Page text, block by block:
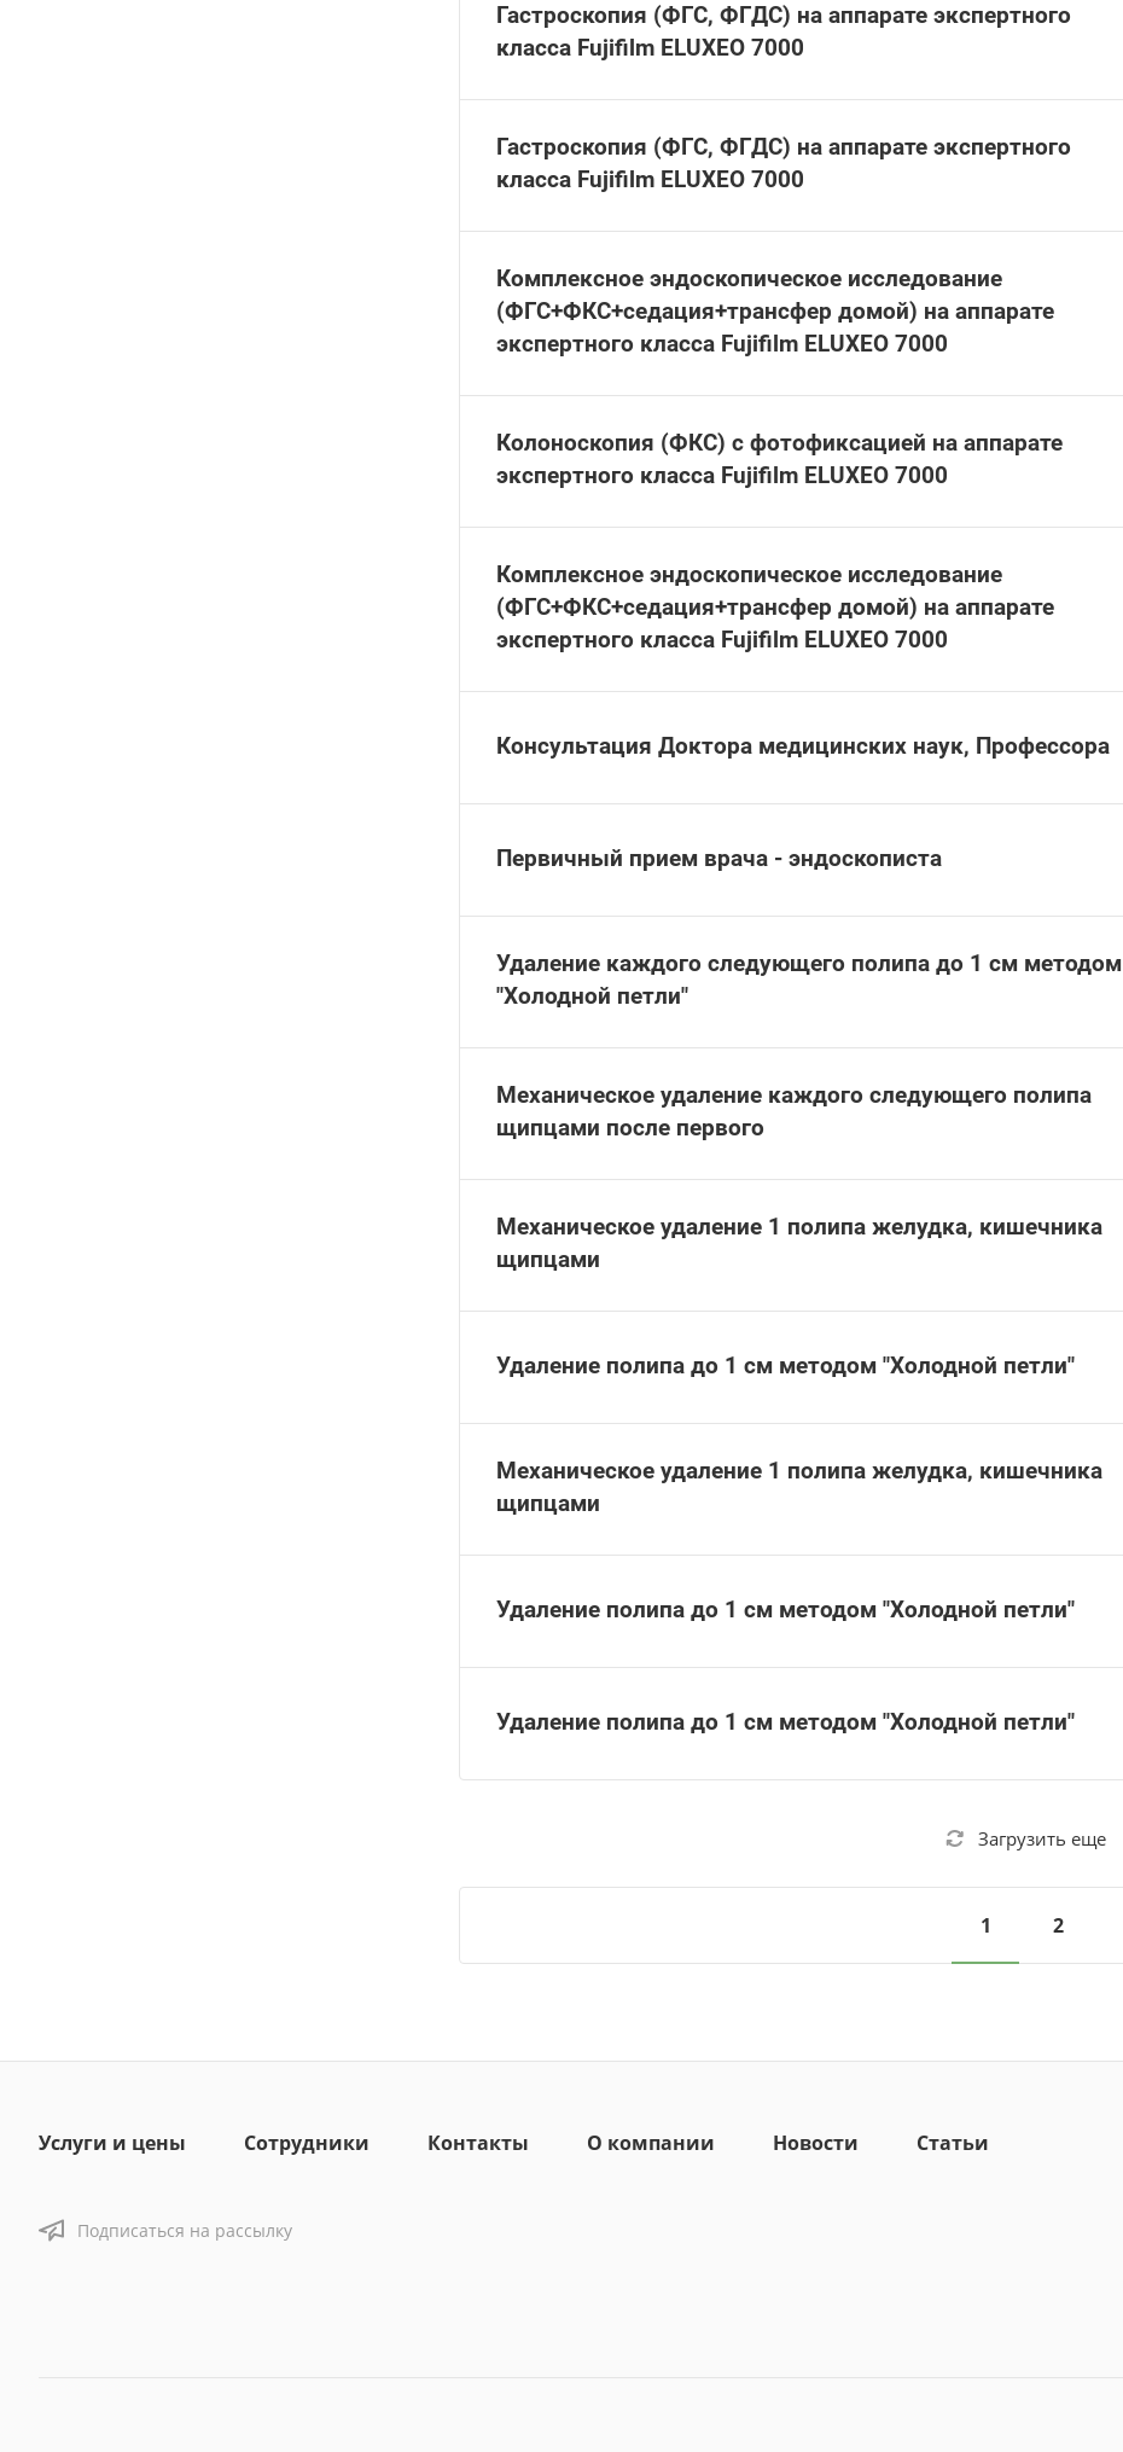
Гастроскопия (ФГС, ФГДС) на аппарате экспертного
класса Fujifilm ELUXEO 7000
Гастроскопия (ФГС, ФГДС) на аппарате экспертного
класса Fujifilm ELUXEO 7000
Комплексное эндоскопическое исследование
(ФГС+ФКС+седация+трансфер домой) на аппарате
экспертного класса Fujifilm ELUXEO 7000
Колоноскопия (ФКС) с фотофиксацией на аппарате
экспертного класса Fujifilm ELUXEO 7000
Комплексное эндоскопическое исследование
(ФГС+ФКС+седация+трансфер домой) на аппарате
экспертного класса Fujifilm ELUXEO 7000
Консультация Доктора медицинских наук, Профессора
Первичный прием врача - эндоскописта
Удаление каждого следующего полипа до 1 см методом
"Холодной петли"
Механическое удаление каждого следующего полипа
щипцами после первого
Механическое удаление 1 полипа желудка, кишечника
щипцами
Удаление полипа до 1 см методом "Холодной петли"
Механическое удаление 1 полипа желудка, кишечника
щипцами
Удаление полипа до 1 см методом "Холодной петли"
Удаление полипа до 1 см методом "Холодной петли"
Загрузить еще
1 2
Услуги и цены Сотрудники Контакты О компании Новости Статьи
Подписаться на рассылку